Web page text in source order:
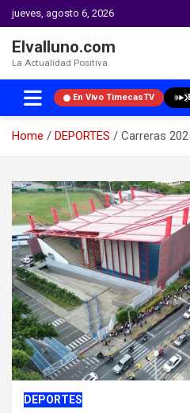
jueves, agosto 6, 2026
Elvalluno.com
La Actualidad Positiva.
En Vivo TimecasTV
Home DEPORTES
Carreras
content
DEPORTES